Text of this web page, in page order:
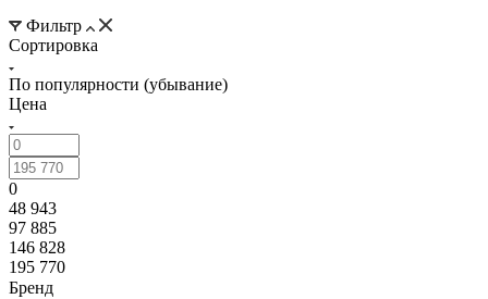
Фильтр
Сортировка
По популярности (убывание)
Цена
0
48 943
97 885
146 828
195 770
Бренд